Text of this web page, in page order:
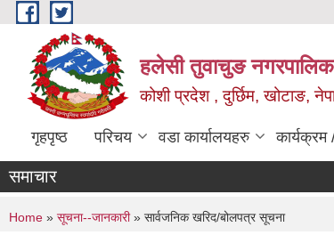
Skip to main content
हलेसी तुवाचुङ
कोशी प्रदेश , दुर्छिम, खोटाङ,
गृहपृष्ठ परिचय वडा कार्यालयहरु कार्यक्रम
समाचार
You are here
Home » सूचना--जानकारी» सार्वजनिक खरिद/बोलपत्र सूचना